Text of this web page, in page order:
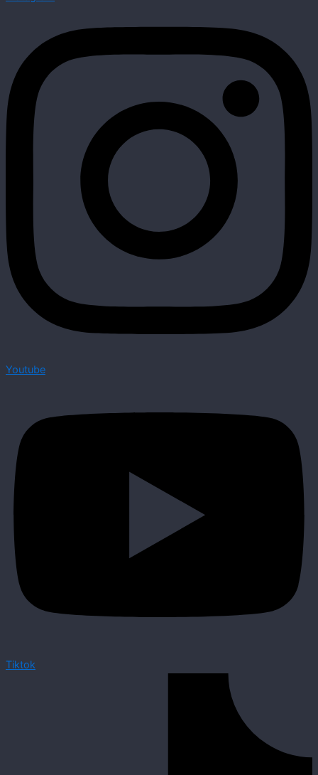
Youtube
Tiktok